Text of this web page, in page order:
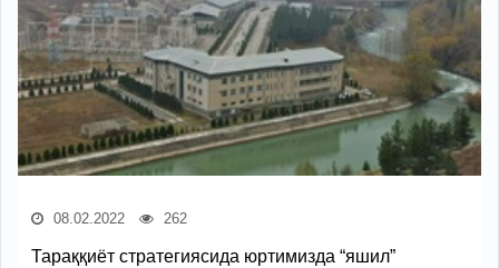
08.02.2022 262
Тараққиёт стратегиясида юртимизда “яшил”